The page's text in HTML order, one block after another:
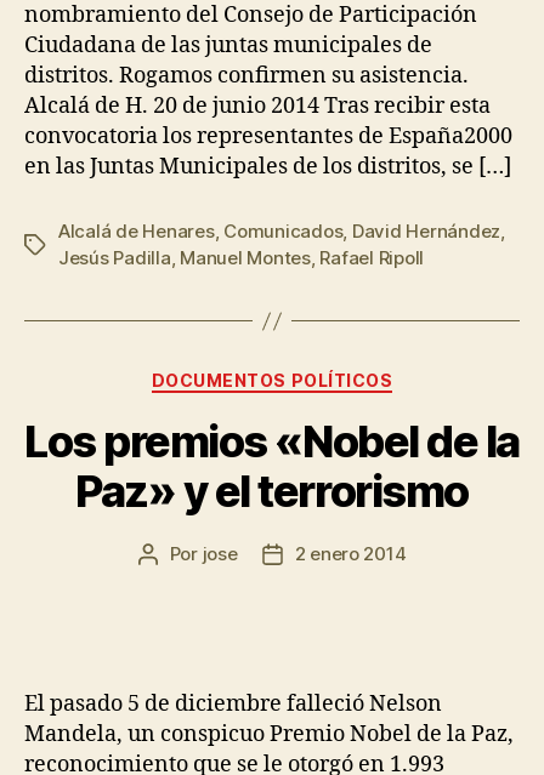
nombramiento del Consejo de Participación
Ciudadana de las juntas municipales de
distritos. Rogamos confirmen su asistencia.
Alcalá de H. 20 de junio 2014 Tras recibir esta
convocatoria los representantes de España2000
en las Juntas Municipales de los distritos, se […]
Alcalá de Henares, Comunicados, David Hernández,
Jesús Padilla, Manuel Montes, Rafael Ripoll
DOCUMENTOS POLÍTICOS
Los premios «Nobel de la
Paz» y el terrorismo
Por jose 2 enero 2014
El pasado 5 de diciembre falleció Nelson
Mandela, un conspicuo Premio Nobel de la Paz,
reconocimiento que se le otorgó en 1.993